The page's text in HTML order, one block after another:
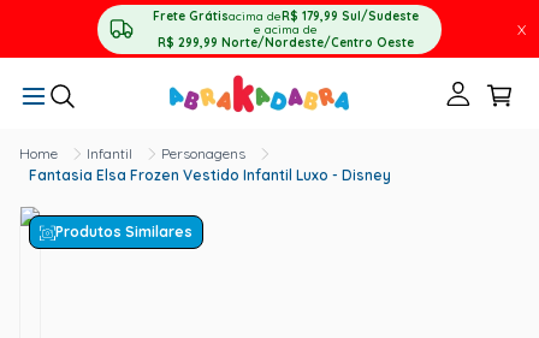
Frete Grátisacima deR$ 179,99 Sul/Sudeste
e acima de
R$ 299,99 Norte/Nordeste/Centro Oeste
X
Infantil
Personagens
Fantasia Elsa Frozen Vestido Infantil Luxo - Disney
Produtos Similares